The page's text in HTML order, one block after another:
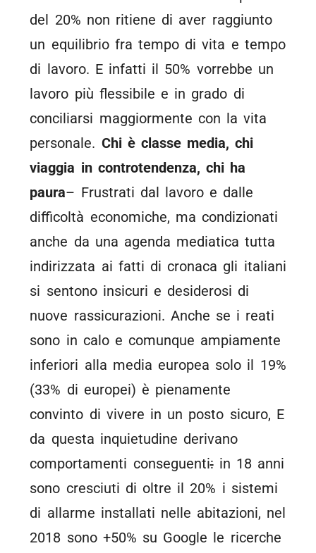
del 20% non ritiene di aver raggiunto
un equilibrio fra tempo di vita e tempo
di lavoro. E infatti il 50% vorrebbe un
lavoro più flessibile e in grado di
conciliarsi maggiormente con la vita
personale. Chi è classe media, chi
viaggia in controtendenza, chi ha
paura– Frustrati dal lavoro e dalle
difficoltà economiche, ma condizionati
anche da una agenda mediatica tutta
indirizzata ai fatti di cronaca gli italiani
si sentono insicuri e desiderosi di
nuove rassicurazioni. Anche se i reati
sono in calo e comunque ampiamente
inferiori alla media europea solo il 19%
(33% di europei) è pienamente
convinto di vivere in un posto sicuro, E
da questa inquietudine derivano
comportamenti conseguenti:in 18 anni
sono cresciuti di oltre il 20% i sistemi
di allarme installati nelle abitazioni, nel
2018 sono +50% su Google le ricerche